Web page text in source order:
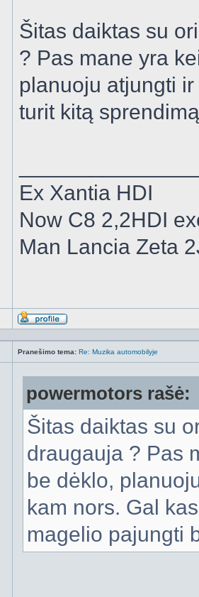
Šitas daiktas su
? Pas mane yra
planuoju atjungti
turit kitą
Ex Xantia HDI
Now C8 2,2HDI
Man Lancia Zeta
Aprašymas
Pranešimo tema: Re: Muzika automobilyje
powermotors rašė:
Šitas daiktas su
draugauja ? Pas
be dėklo,
kam nors. Gal
magelio pajungti